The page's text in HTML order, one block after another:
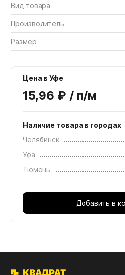
Вид товара
Производитель
Размер
Цена в Уфе
15,96 ₽ / п/м
Наличие товара в городах
Челябинск
Уфа
Тюмень
Добавить в